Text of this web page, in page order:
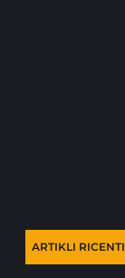
ARTIKLI RICENTI